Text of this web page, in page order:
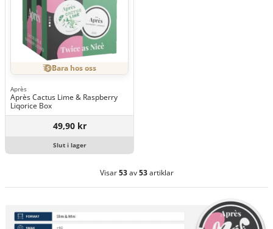
Bara hos oss
Après
Après Cactus Lime & Raspberry
Liqorice Box
49,90 kr
Slut i lager
Visar53av53artiklar